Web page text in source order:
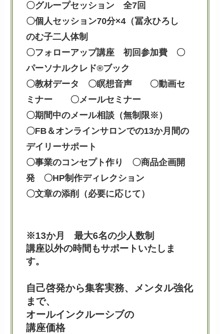
〇グループセッション 全7回
〇個人セッション70分×4（冨永ひろし
のむ子二人体制
〇フォローアップ講座 初回参加費 〇
パーソナルクレド®ブック
〇教材データ 〇瞑想音声 〇動画セ
ミナー 〇メールセミナー
〇期間中のメール相談（無制限※）
〇FB＆オンラインサロンでの13か月間の
デイリーサポート
〇事業のコンセプト作り 〇商品企画開
発 〇HP制作ディレクション
〇文章の添削（必要に応じて）
※13か月 最大6名の少人数制
講座以外の時間もサポートいたしま
す。
自己啓発から集客実務、メンタル強化
まで、
オールインクルーシブの
講座価格